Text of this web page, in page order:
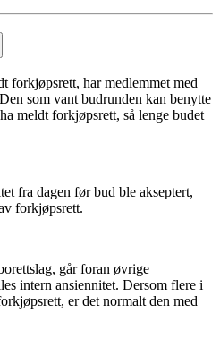
forkjøpsrett, har medlemmet med
som vant budrunden kan benytte
meldt forkjøpsrett, så lenge budet
fra dagen før bud ble akseptert,
forkjøpsrett.
går foran øvrige
intern ansiennitet. Dersom flere i
er det normalt den med